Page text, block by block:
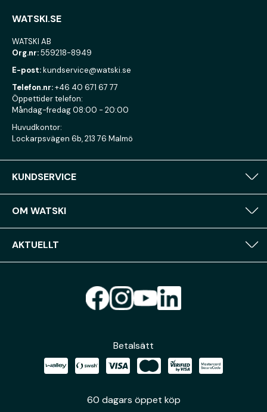
WATSKI.SE
WATSKI AB
Org.nr:559218-8949
E-post:kundservice@watski.se
Telefon.nr:+46 40 671 67 77
Öppettider telefon:
Måndag-fredag 08:00 - 20:00
Huvudkontor:
Lockarpsvägen 6b, 213 76 Malmö
KUNDSERVICE
OM WATSKI
AKTUELLT
Betalsätt
60 dagars öppet köp